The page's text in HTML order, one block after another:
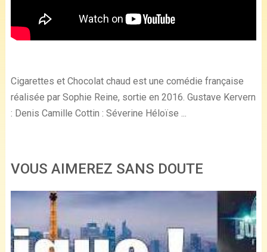
Cigarettes et Chocolat chaud est une comédie française
réalisée par Sophie Reine, sortie en 2016. Gustave Kervern
: Denis Camille Cottin : Séverine Héloïse ...
VOUS AIMEREZ SANS DOUTE